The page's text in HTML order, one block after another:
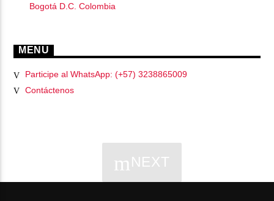
Bogotá D.C. Colombia
MENU
Participe al WhatsApp: (+57) 3238865009
Contáctenos
NEXT